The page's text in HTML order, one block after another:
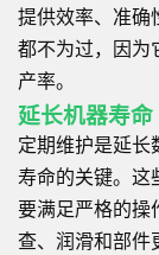
提供效率、准确
都不为过，因为
产率。
延长机器寿命
定期维护是延长
寿命的关键。这
要满足严格的操
查、润滑和部件